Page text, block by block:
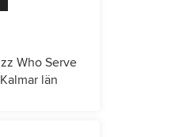
Who Serve
län